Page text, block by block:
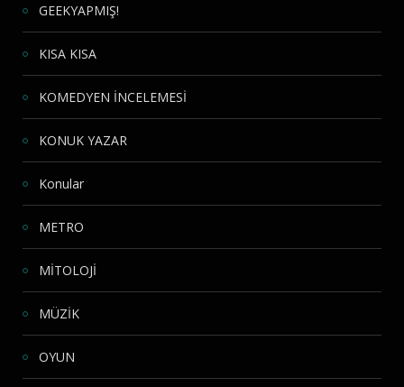
GEEKYAPMIŞ!
KISA KISA
KOMEDYEN İNCELEMESİ
KONUK YAZAR
Konular
METRO
MİTOLOJİ
MÜZİK
OYUN